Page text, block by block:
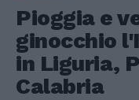
Pioggia e
ginocchio
in Liguria,
Calabria